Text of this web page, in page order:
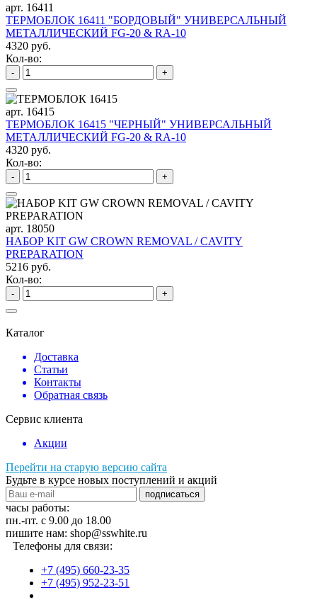
арт. 16411
ТЕРМОБЛОК 16411 "БОРДОВЫЙ" УНИВЕРСАЛЬНЫЙ
МЕТАЛЛИЧЕСКИЙ FG-20 & RA-10
4320 руб.
Кол-во:
- +
арт. 16415
ТЕРМОБЛОК 16415 "ЧЕРНЫЙ" УНИВЕРСАЛЬНЫЙ
МЕТАЛЛИЧЕСКИЙ FG-20 & RA-10
4320 руб.
Кол-во:
- +
арт. 18050
НАБОР KIT GW CROWN REMOVAL / CAVITY
PREPARATION
5216 руб.
Кол-во:
- +
Каталог
Доставка
Статьи
Контакты
Обратная связь
Сервис клиента
Акции
Перейти на старую версию сайта
Будьте в курсе новых поступлений и акций
подписаться
часы работы:
пн.-пт. с 9.00 до 18.00
пишите нам: shop@sswhite.ru
Телефоны для связи:
+7 (495) 660-23-35
+7 (495) 952-23-51